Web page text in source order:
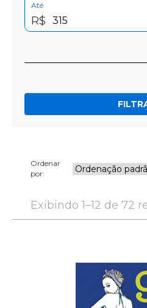
Até
R$
Ordenar
por:
Exibindo 1–12 de 72